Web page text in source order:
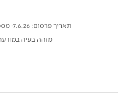
תאריך פרסום: 7.6.26 · מספר
מזהה בעיה במודעה?